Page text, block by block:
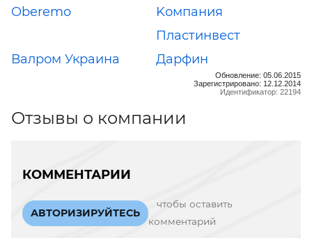
Oberemo
Kомпания
Пластинвест
Валром Украина
Дарфин
Обновление: 05.06.2015
Зарегистрировано: 12.12.2014
Идентификатор: 22194
Отзывы о компании
КОММЕНТАРИИ
АВТОРИЗИРУЙТЕСЬ
чтобы оставить
комментарий